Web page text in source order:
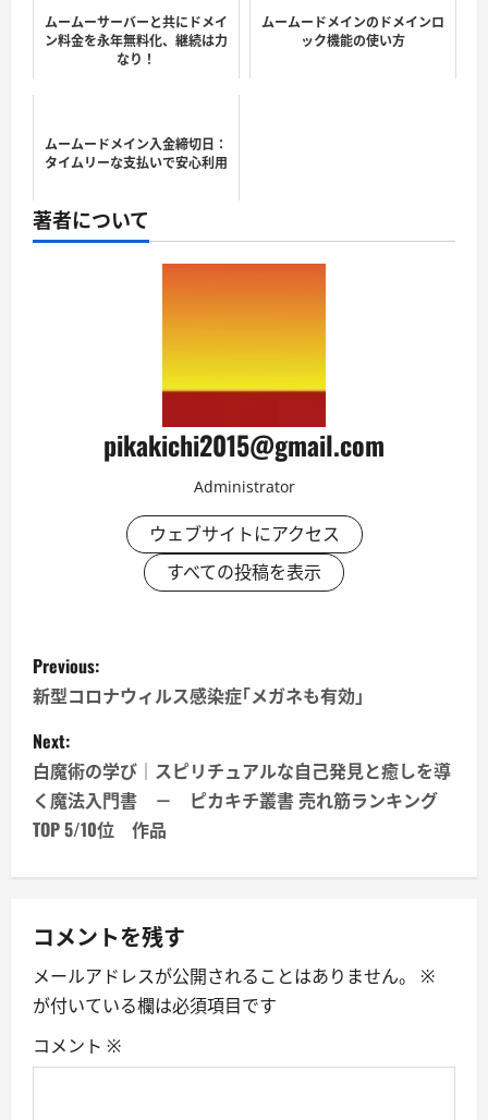
ムームーサーバーと共にドメイ
ン料金を永年無料化、継続は力
なり！
ムームードメインのドメインロ
ック機能の使い方
ムームードメイン入金締切日：
タイムリーな支払いで安心利用
著者について
pikakichi2015@gmail.com
Administrator
ウェブサイトにアクセス
すべての投稿を表示
P
o
s
t
n
a
v
i
g
a
Previous:
新型コロナウィルス感染症｢メガネも有効｣
Next:
白魔術の学び｜スピリチュアルな自己発見と癒しを導
く魔法入門書 － ピカキチ叢書 売れ筋ランキング
TOP 5/10位 作品
コメントを残す
メールアドレスが公開されることはありません。
※
が付いている欄は必須項目です
コメント ※